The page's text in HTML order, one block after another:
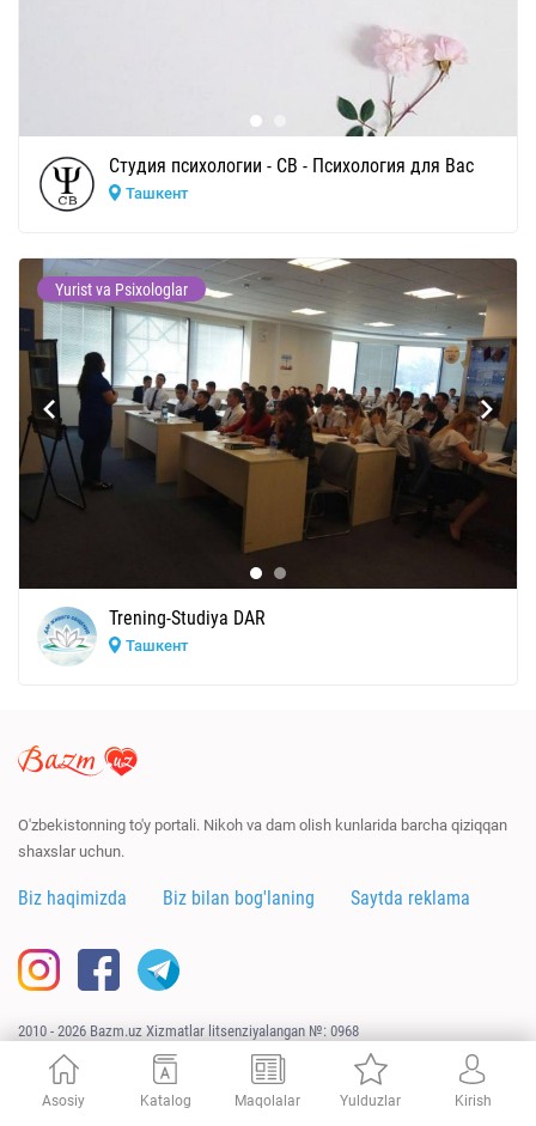
Студия психологии - СВ - Психология для Вас
Ташкент
Yurist va Psixologlar
Trening-Studiya DAR
Ташкент
O'zbekistonning to'y portali. Nikoh va dam olish kunlarida barcha qiziqqan
shaxslar uchun.
Biz haqimizda Biz bilan bog'laning Saytda reklama
2010 - 2026 Bazm.uz Xizmatlar litsenziyalangan №: 0968
URAGAN.UZ tomonidan ishlab chiqildi
Asosiy Katalog Maqolalar Yulduzlar Kirish